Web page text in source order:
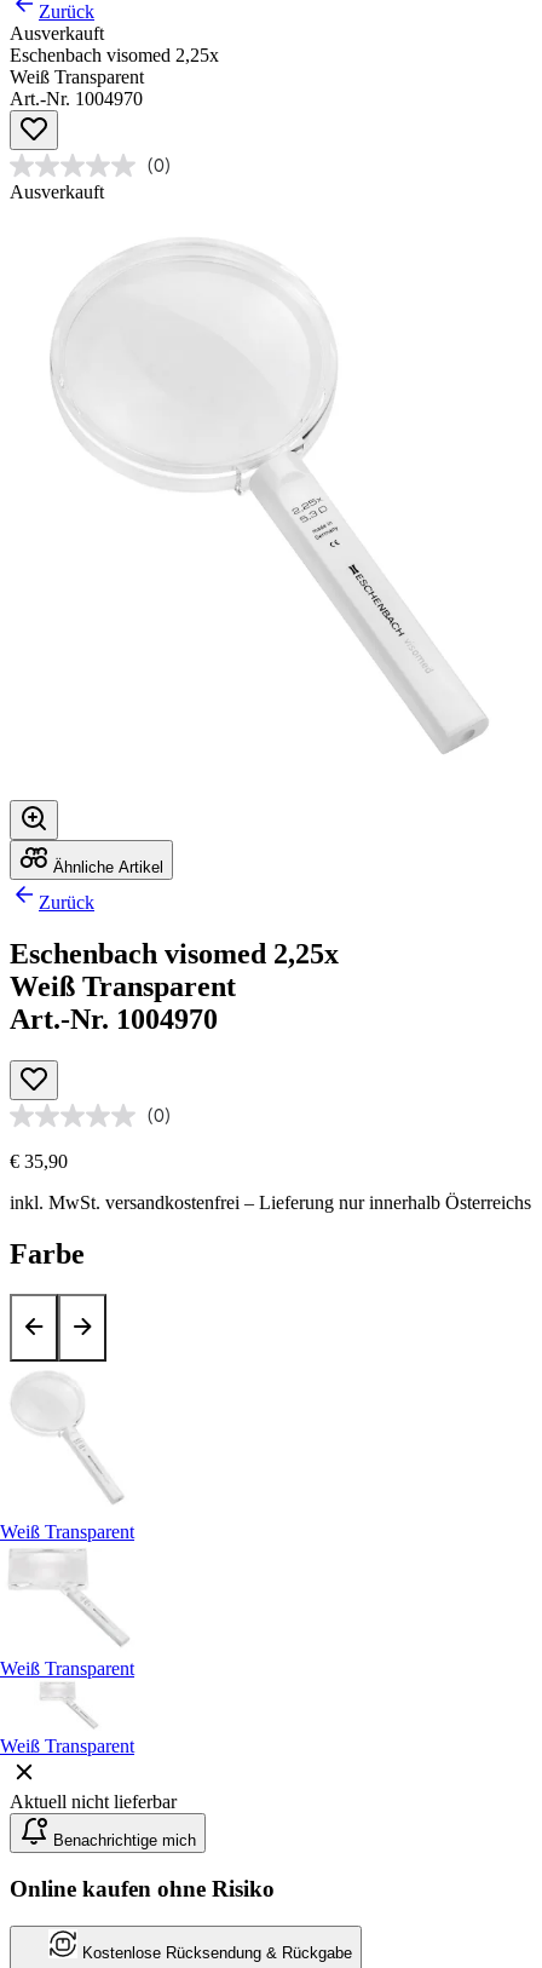
Zurück
Ausverkauft
Eschenbach visomed 2,25x
Weiß Transparent
Art.-Nr. 1004970
(0)
Ausverkauft
Ähnliche Artikel
Zurück
Eschenbach visomed 2,25x
Weiß Transparent
Art.-Nr. 1004970
(0)
€ 35,90
inkl. MwSt. versandkostenfrei – Lieferung nur innerhalb Österreichs
Farbe
Weiß Transparent
Weiß Transparent
Weiß Transparent
Aktuell nicht lieferbar
Benachrichtige mich
Online kaufen ohne Risiko
Kostenlose Rücksendung & Rückgabe